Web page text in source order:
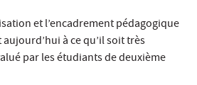
et l’encadrement pédagogique
à ce qu’il soit très
par les étudiants de deuxième